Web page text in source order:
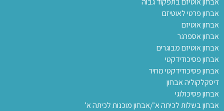
אבחון פרטי לאוטיזם
אבחון אוטיזם
אבחון אספרגר
אבחון אוטיזם מבוגרים
אבחון פסיכודידקטי
אבחון פסיכודידקטי מחיר
דיסקלקוליה אבחון
אבחון פסיכולוגי
אבחון בשלות לכיתה א’/אבחון מוכנות לכיתה א’